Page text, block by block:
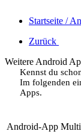
Startseite /
Zurück
Weitere Android
Kennst du
Im folgenden
Apps.
Android-App